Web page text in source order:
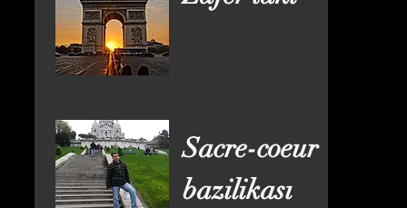
Sacre-coeur
bazilikası